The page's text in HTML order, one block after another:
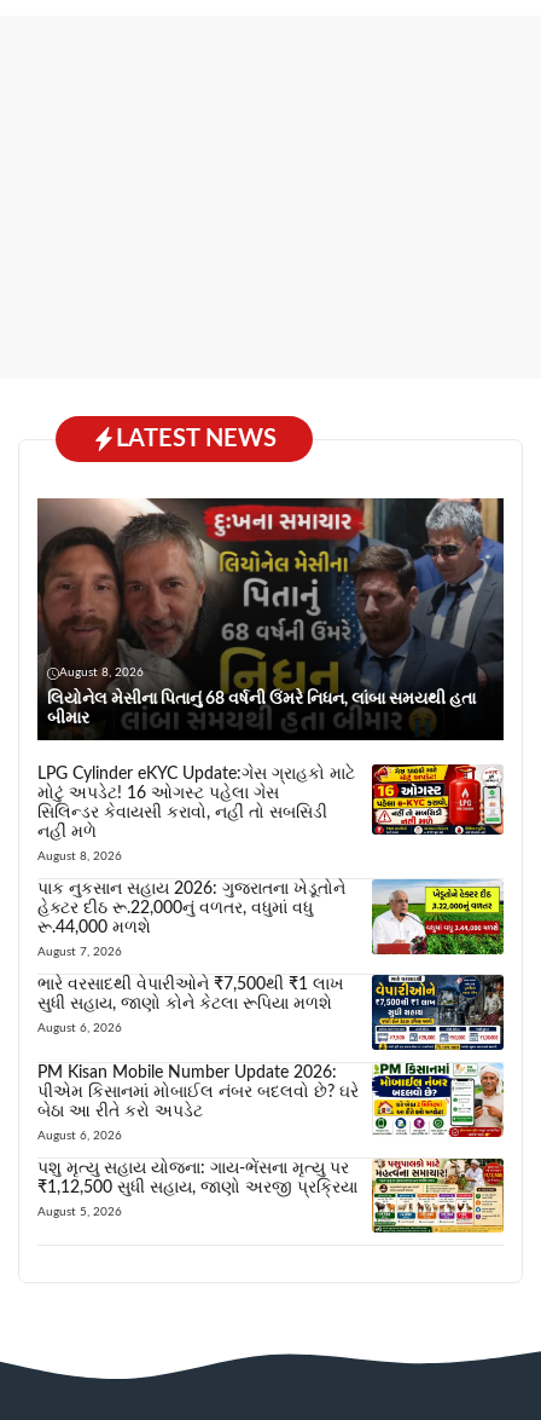
LATEST NEWS
August 8, 2026
લિયોનેલ મેસીના પિતાનું 68 વર્ષની ઉંમરે નિધન, લાંબા સમયથી હતા
બીમાર
LPG Cylinder eKYC Update:ગેસ ગ્રાહકો માટે
મોટું અપડેટ! 16 ઓગસ્ટ પહેલા ગેસ
સિલિન્ડર કેવાયસી કરાવો, નહીં તો સબસિડી
નહીં મળે
August 8, 2026
પાક નુકસાન સહાય 2026: ગુજરાતના ખેડૂતોને
હેક્ટર દીઠ રૂ.22,000નું વળતર, વધુમાં વધુ
રૂ.44,000 મળશે
August 7, 2026
ભારે વરસાદથી વેપારીઓને ₹7,500થી ₹1 લાખ
સુધી સહાય, જાણો કોને કેટલા રૂપિયા મળશે
August 6, 2026
PM Kisan Mobile Number Update 2026:
પીએમ કિસાનમાં મોબાઈલ નંબર બદલવો છે? ઘરે
બેઠા આ રીતે કરો અપડેટ
August 6, 2026
પશુ મૃત્યુ સહાય યોજના: ગાય-ભેંસના મૃત્યુ પર
₹1,12,500 સુધી સહાય, જાણો અરજી પ્રક્રિયા
August 5, 2026